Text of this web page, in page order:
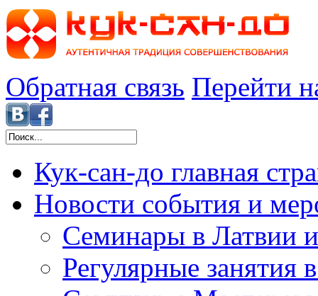
Обратная связь Перейти
Кук-сан-до главная
Новости события и
Семинары в Латвии
Регулярные занятия